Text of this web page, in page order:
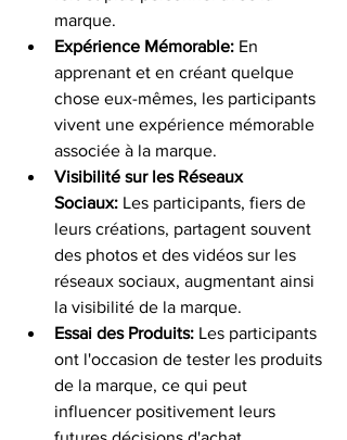
marque.
Expérience Mémorable: En
apprenant et en créant quelque
chose eux-mêmes, les participants
vivent une expérience mémorable
associée à la marque.
Visibilité sur les Réseaux
Sociaux: Les participants, fiers de
leurs créations, partagent souvent
des photos et des vidéos sur les
réseaux sociaux, augmentant ainsi
la visibilité de la marque.
Essai des Produits: Les participants
ont l'occasion de tester les produits
de la marque, ce qui peut
influencer positivement leurs